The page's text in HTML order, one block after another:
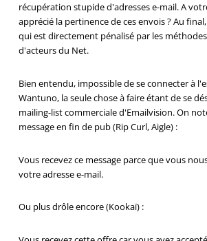
récupération stupide d'adresses e-mail. A
apprécié la pertinence de ces envois ? Au
qui est directement pénalisé par les
d'acteurs du Net.
Bien entendu, impossible de se connecter à
Wantuno, la seule chose à faire étant de se
mailing-list commerciale d'Emailvision. On
message en fin de pub (Rip Curl, Aigle) :
Vous recevez ce message parce que vous
votre adresse e-mail.
Ou plus drôle encore (Kookaï) :